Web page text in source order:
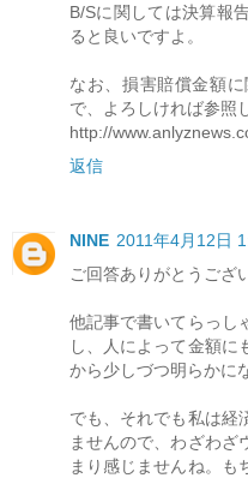
B/Sに関しては決算報
ると良いですよ。
なお、損害賠償金額
で、よろしければ参照
http://
返信
NINE 2011年4月12日
ご回答ありがとうござ
他記事で書いてらっし
し、人によって金額に
から少しづつ明らかに
でも、それでも私は経
ませんので、わざわざ
まり感じませんね。も